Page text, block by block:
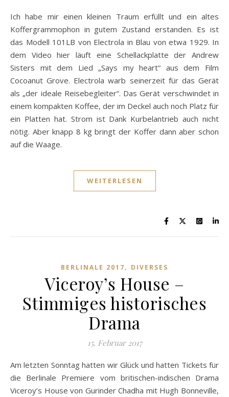
Ich habe mir einen kleinen Traum erfüllt und ein altes
Koffergrammophon in gutem Zustand erstanden. Es ist
das Modell 101LB von Electrola in Blau von etwa 1929. In
dem Video hier läuft eine Schellackplatte der Andrew
Sisters mit dem Lied „Says my heart“ aus dem Film
Cocoanut Grove. Electrola warb seinerzeit für das Gerät
als „der ideale Reisebegleiter“. Das Gerät verschwindet in
einem kompakten Koffee, der im Deckel auch noch Platz für
ein Platten hat. Strom ist Dank Kurbelantrieb auch nicht
nötig. Aber knapp 8 kg bringt der Koffer dann aber schon
auf die Waage.
WEITERLESEN
BERLINALE 2017, DIVERSES
Viceroy’s House –
Stimmiges historisches
Drama
15. Februar 2017
Am letzten Sonntag hatten wir Glück und hatten Tickets für
die Berlinale Premiere vom britischen-indischen Drama
Viceroy’s House von Gurinder Chadha mit Hugh Bonneville,